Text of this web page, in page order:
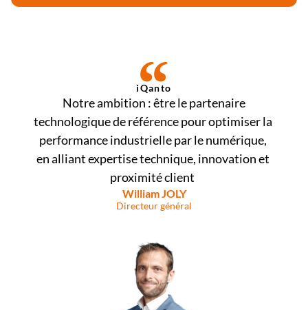
iQanto
technologique de référence pour optimiser la
performance industrielle par le numérique,
en alliant expertise technique, innovation et
proximité client
William JOLY
Directeur général